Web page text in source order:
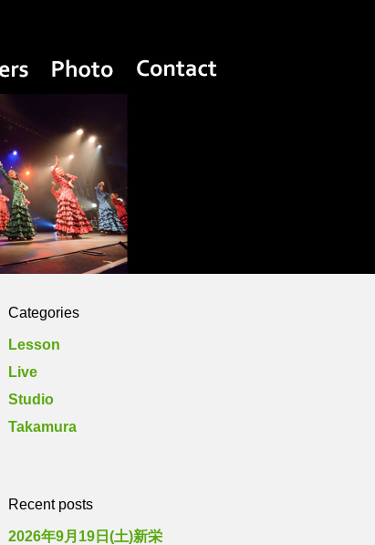
Categories
Lesson
Live
Studio
Takamura
Recent posts
2026年9月19日(土)新栄